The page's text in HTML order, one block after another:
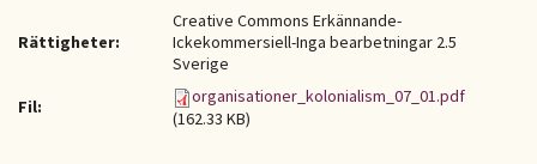
Rättigheter:
Creative Commons Erkännande-
Ickekommersiell-Inga bearbetningar 2.5
Sverige
Fil:
organisationer_kolonialism_07_01.pdf
(162.33 KB)